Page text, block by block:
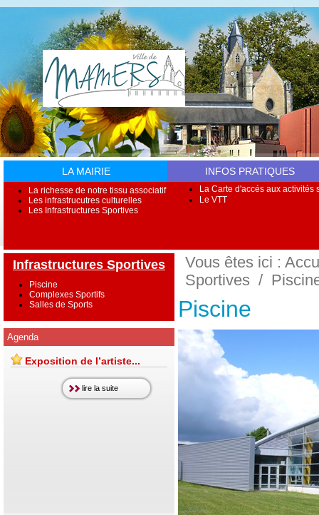
LA MAIRIE INFOS PRATIQUES
La richesse de notre tissu associatif
Les infrastrucutres culturelles
Les Infrastructures Sportives
Le VTT
La Carte d'accés aux activités
Vous êtes ici :
Sportives /
Piscine
Infrastructures Sportives
Piscine
Complexes Sportifs
Salles de Sports
Agenda
Exposition de l’artiste...
lire la suite